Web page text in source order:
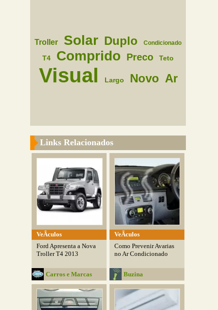
Troller Solar Duplo Condicionado
T4 Comprido Preco Teto
Visual Largo Novo Ar
Links Relacionados
VeÃ­culos
Ford Apresenta a Nova
Troller T4 2013
Carros e Marcas
VeÃ­culos
Como Prevenir Avarias
no Ar Condicionado
Buzina